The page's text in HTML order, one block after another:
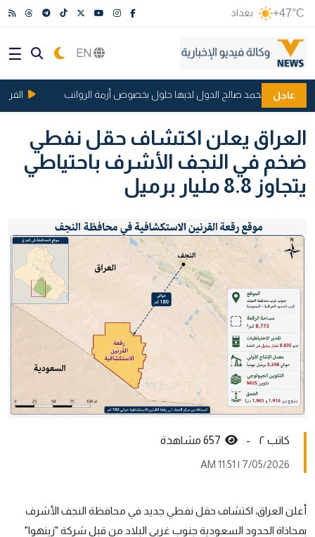
+47°C بغداد
عاجل
مظهر محمد صالح الدول لديها حلول بخصوص أزمة الرواتب الفريق
العراق يعلن اكتشاف حقل نفطي
ضخم في النجف الأشرف باحتياطي
يتجاوز 8.8 مليار برميل
کاتب ٢ -
7/05/2026 | 11:51 AM
أعلن العراق، اكتشاف حقل نفطي جديد في محافظة النجف الأشرف
بمحاذاة الحدود السعودية جنوب غربي البلاد من قبل شركة "زينهوا"